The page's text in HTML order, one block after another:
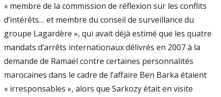
« membre de la commission de réflexion sur les conflits
d’intérêts… et membre du conseil de surveillance du
groupe Lagardère », qui avait déjà estimé que les quatre
mandats d’arrêts internationaux délivrés en 2007 à la
demande de Ramaël contre certaines personnalités
marocaines dans le cadre de l’affaire Ben Barka étaient
« irresponsables », alors que Sarkozy était en visite